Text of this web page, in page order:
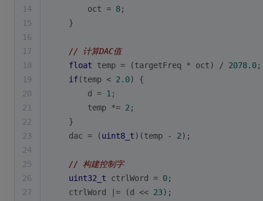
14
        oct =
8;
15
    }
16
17
// 计算DAC值
18
float temp = (targetFreq * oct) / 2078.0;
19
if(temp < 2.0) {
20
        d =
1 ;
21
        temp *=
2 ;
22
    }
23
    dac = (
uint8_t)(temp - 2);
24
25
// 构建控制字
26
uint32_t ctrlWord = 0;
27
    ctrlWord |= (d <<
23);